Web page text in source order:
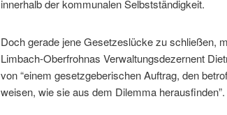
innerhalb der kommunalen Selbstständigkeit.
Doch gerade jene Gesetzeslücke zu schließen,
Limbach-Oberfrohnas Verwaltungsdezernent
von “einem gesetzgeberischen Auftrag, den
weisen, wie sie aus dem Dilemma herausfinden”.